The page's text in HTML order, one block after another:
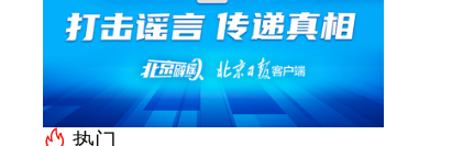
热门